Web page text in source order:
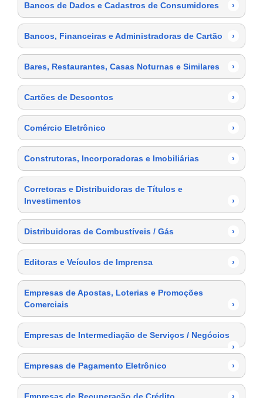
Bancos de Dados e Cadastros de Consumidores ›
Bancos, Financeiras e Administradoras de Cartão ›
Bares, Restaurantes, Casas Noturnas e Similares ›
Cartões de Descontos ›
Comércio Eletrônico ›
Construtoras, Incorporadoras e Imobiliárias ›
Corretoras e Distribuidoras de Títulos e
Investimentos
›
Distribuidoras de Combustíveis / Gás ›
Editoras e Veículos de Imprensa ›
Empresas de Apostas, Loterias e Promoções
Comerciais
›
Empresas de Intermediação de Serviços / Negócios
›
Empresas de Pagamento Eletrônico
›